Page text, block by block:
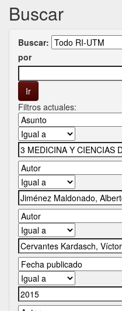
Buscar
Buscar:
por
Filtros actuales: